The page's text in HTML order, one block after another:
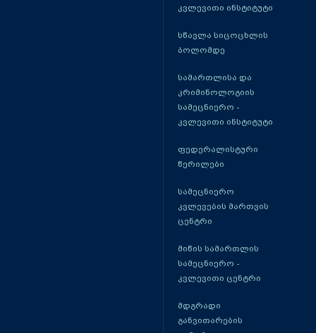
კვლევითი ინსტიტუტი
სწავლა სიცოცხლის
ბოლომდე
სამართლისა და
კრიმინოლოგიის
სამეცნიერო -
კვლევითი ინსტიტუტი
ფედერალისტური
წერილები
სამეცნიერო
კვლევების მართვის
ცენტრი
მიწის სამართლის
სამეცნიერო -
კვლევითი ცენტრი
მდგრადი
განვითარების